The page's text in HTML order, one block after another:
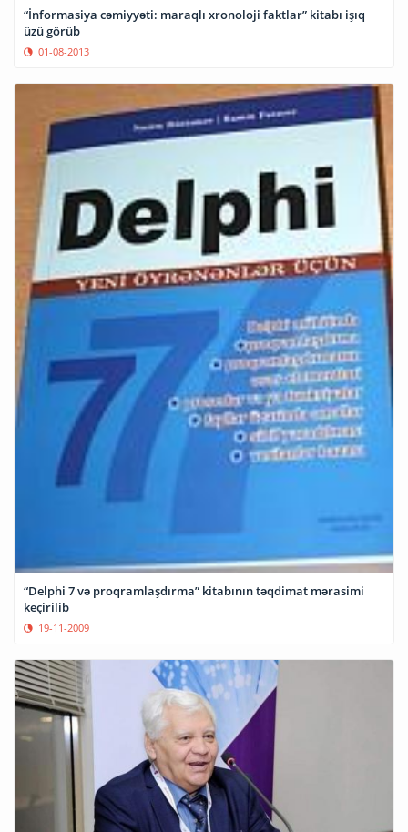
“İnformasiya cəmiyyəti: maraqlı xronoloji faktlar” kitabı işıq
üzü görüb
01-08-2013
“Delphi 7 və proqramlaşdırma” kitabının təqdimat mərasimi
keçirilib
19-11-2009